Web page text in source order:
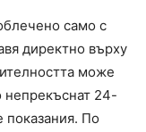
само с
директно върху
може
непрекъснат 24-
показания. По